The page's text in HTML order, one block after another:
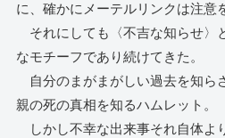
に、確かにメーテルリンクは注意
それにしても〈不吉な知らせ〉
なモチーフであり続けてきた。
自分のまがまがしい過去を知ら
親の死の真相を知るハムレット。
しかし不幸な出来事それ自体よ